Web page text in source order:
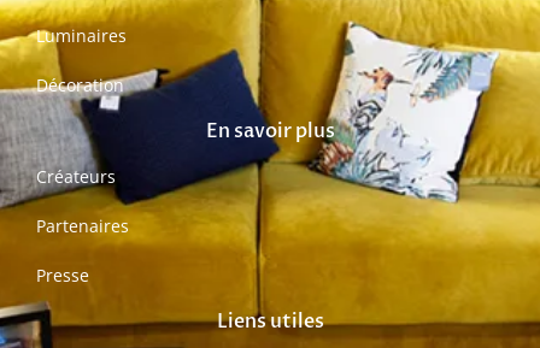
Luminaires
Décoration
En savoir plus
Créateurs
Partenaires
Presse
Liens utiles